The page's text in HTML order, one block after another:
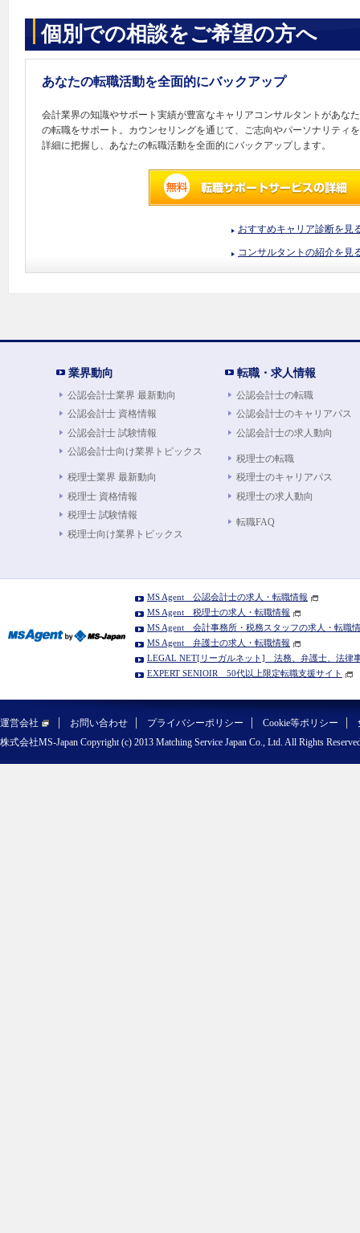
個別での相談をご希望の方へ
あなたの転職活動を全面的にバックアップ
会計業界の知識やサポート実績が豊富なキャリアコンサルタントがあなた
の転職をサポート。カウンセリングを通じて、ご志向やパーソナリティを
詳細に把握し、あなたの転職活動を全面的にバックアップします。
おすすめキャリア診断を見
コンサルタントの紹介を見
業界動向
公認会計士業界 最新動向
公認会計士 資格情報
公認会計士 試験情報
公認会計士向け業界トピックス
税理士業界 最新動向
税理士 資格情報
税理士 試験情報
税理士向け業界トピックス
転職・求人情報
公認会計士の転職
公認会計士のキャリアパス
公認会計士の求人動向
税理士の転職
税理士のキャリアパス
税理士の求人動向
転職FAQ
MS Agent 公認会計士の求人・転職情報
MS Agent 税理士の求人・転職情報
MS Agent 会計事務所・税務スタッフの求人・転職
MS Agent 弁護士の求人・転職情報
LEGAL NET[リーガルネット] 法務、弁護士、法律
EXPERT SENIOIR 50代以上限定転職支援サイト
運営会社 お問い合わせ プライバシーポリシー Cookie等ポリシー
株式会社MS-Japan Copyright (c) 2013 Matching Service Japan Co., Ltd. All Rights